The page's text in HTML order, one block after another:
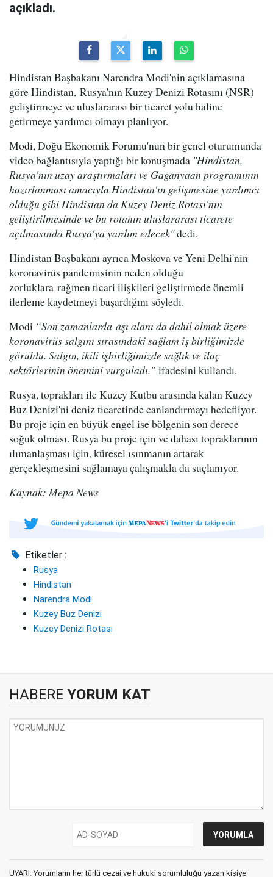
açıkladı.
Hindistan Başbakanı Narendra Modi'nin açıklamasına
göre Hindistan, Rusya'nın Kuzey Denizi Rotasını (NSR)
geliştirmeye ve uluslararası bir ticaret yolu haline
getirmeye yardımcı olmayı planlıyor.
Modi, Doğu Ekonomik Forumu'nun bir genel oturumunda
video bağlantısıyla yaptığı bir konuşmada "Hindistan,
Rusya'nın uzay araştırmaları ve Gaganyaan programının
hazırlanması amacıyla Hindistan'ın gelişmesine yardımcı
olduğu gibi Hindistan da Kuzey Deniz Rotası'nın
geliştirilmesinde ve bu rotanın uluslararası ticarete
açılmasında Rusya'ya yardım edecek"dedi.
Hindistan Başbakanı ayrıca Moskova ve Yeni Delhi'nin
koronavirüs pandemisinin neden olduğu
zorluklara rağmen ticari ilişkileri geliştirmede önemli
ilerleme kaydetmeyi başardığını söyledi.
Modi “Son zamanlarda aşı alanı da dahil olmak üzere
koronavirüs salgını sırasındaki sağlam iş birliğimizde
görüldü. Salgın, ikili işbirliğimizde sağlık ve ilaç
sektörlerinin önemini vurguladı.” ifadesini kullandı.
Rusya, toprakları ile Kuzey Kutbu arasında kalan Kuzey
Buz Denizi'ni deniz ticaretinde canlandırmayı hedefliyor.
Bu proje için en büyük engel ise bölgenin son derece
soğuk olması. Rusya bu proje için ve dahası topraklarının
ılımanlaşması için, küresel ısınmanın artarak
gerçekleşmesini sağlamaya çalışmakla da suçlanıyor.
Kaynak: Mepa News
Etiketler :
Rusya
Hindistan
Narendra Modi
Kuzey Buz Denizi
Kuzey Denizi Rotası
HABERE YORUM KAT
UYARI: Yorumların her türlü cezai ve hukuki sorumluluğu yazan kişiye